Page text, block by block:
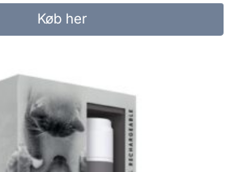
pris
Køb her